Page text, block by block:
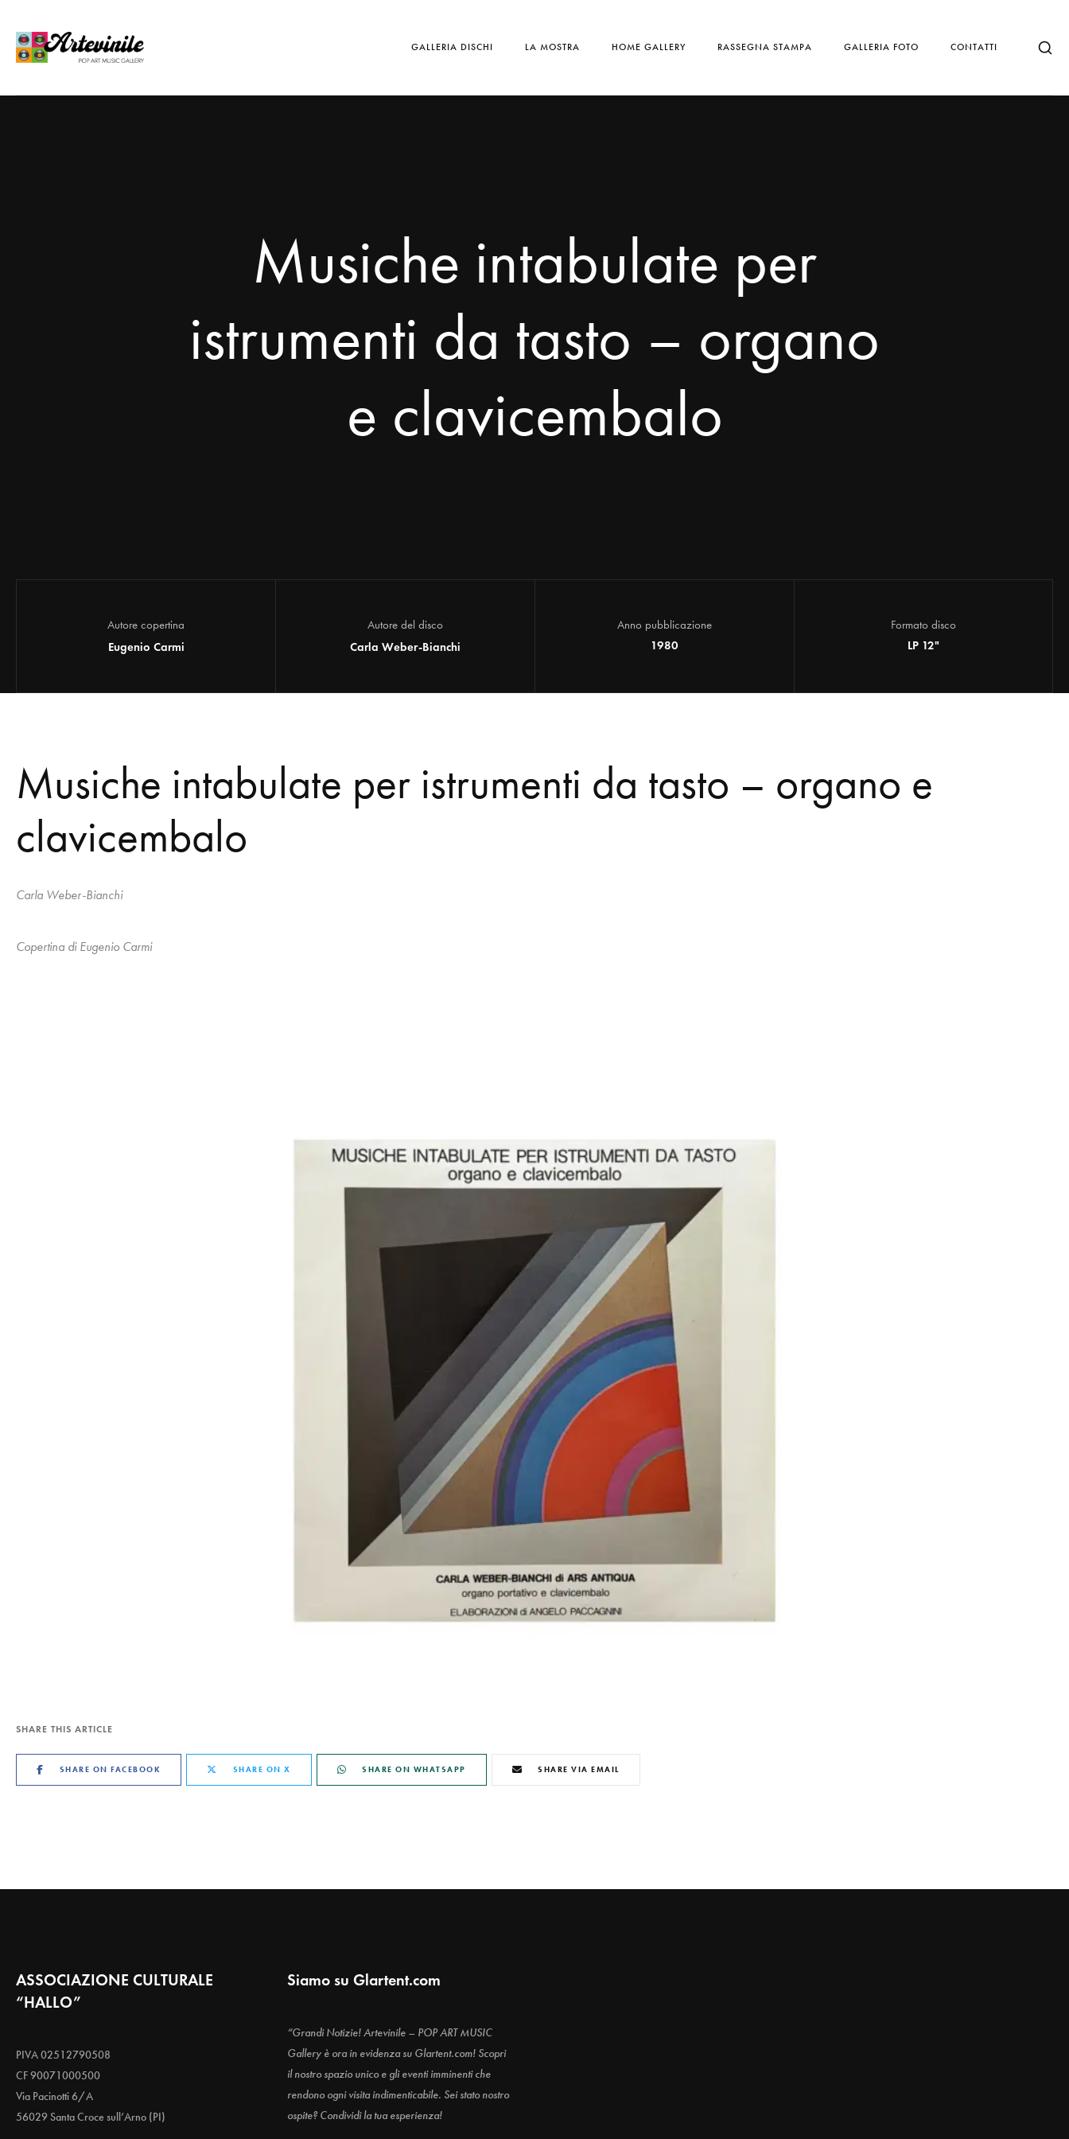
GALLERIA DISCHI LA MOSTRA HOME GALLERY RASSEGNA STAMPA GALLERIA FOTO CONTATTI
Musiche intabulate per
istrumenti da tasto – organo
e clavicembalo
Autore copertina
Eugenio Carmi
Autore del disco
Carla Weber-Bianchi
Anno pubblicazione
1980
Formato disco
LP 12"
Musiche intabulate per istrumenti da tasto – organo e
clavicembalo
Carla Weber-Bianchi
Copertina di Eugenio Carmi
SHARE THIS ARTICLE
SHARE ON FACEBOOK SHARE ON X SHARE ON WHATSAPP SHARE VIA EMAIL
ASSOCIAZIONE CULTURALE
“HALLO”
PIVA 02512790508
CF 90071000500
Via Pacinotti 6/A
56029 Santa Croce sull’Arno (PI)
Siamo su Glartent.com
“Grandi Notizie! Artevinile – POP ART MUSIC
Gallery è ora in evidenza su Glartent.com! Scopri
il nostro spazio unico e gli eventi imminenti che
rendono ogni visita indimenticabile. Sei stato nostro
ospite? Condividi la tua esperienza!